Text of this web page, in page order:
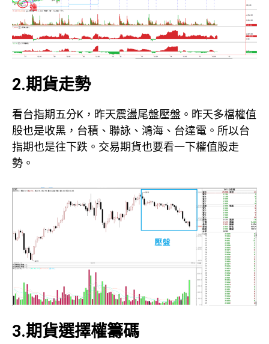
2.期貨走勢
看台指期五分K，昨天震盪尾盤壓盤。昨天多檔權值
股也是收黑，台積、聯詠、鴻海、台達電。所以台
指期也是往下跌。交易期貨也要看一下權值股走
勢。
3.期貨選擇權籌碼